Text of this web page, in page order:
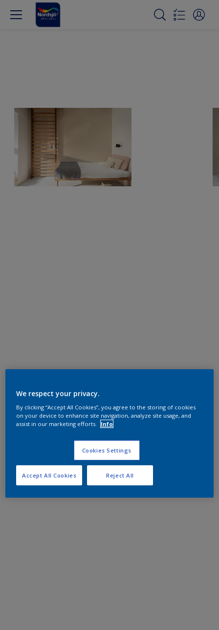
We respect your privacy.
By clicking “Accept All Cookies”, you agree to the storing of cookies
on your device to enhance site navigation, analyze site usage, and
assist in our marketing efforts.
Info
Cookies Settings
Reject All
Accept All Cookies